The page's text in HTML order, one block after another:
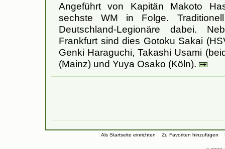
Angeführt von Kapitän Makoto
sechste WM in Folge.
Deutschland-Legionäre dabei.
Frankfurt sind dies Gotoku Sakai
Genki Haraguchi, Takashi Usami
(Mainz) und Yuya Osako (Köln).
Als Startseite einrichten Zu Favoriten hinzufügen